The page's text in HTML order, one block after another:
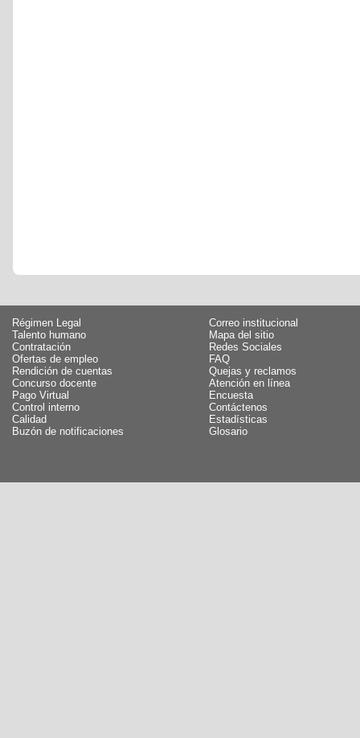
Régimen Legal
Talento humano
Contratación
Ofertas de empleo
Rendición de cuentas
Concurso docente
Pago Virtual
Control interno
Calidad
Buzón de notificaciones
Correo institucional
Mapa del sitio
Redes Sociales
FAQ
Quejas y reclamos
Atención en línea
Encuesta
Contáctenos
Estadísticas
Glosario